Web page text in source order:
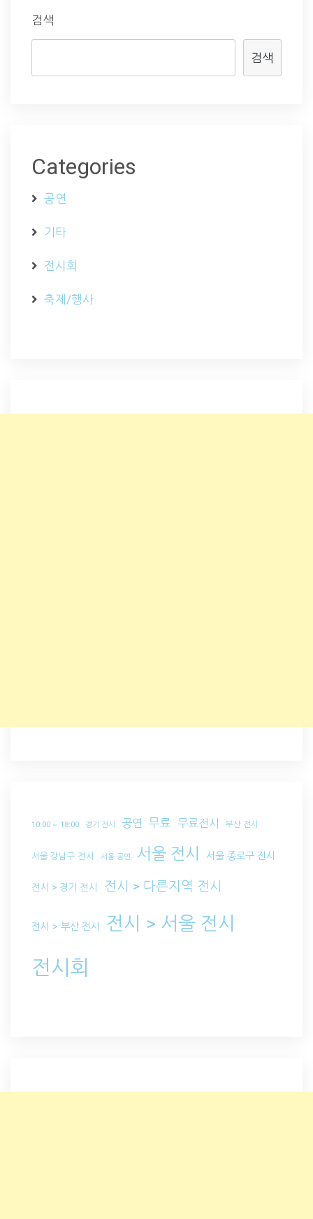
검색
검색
Categories
공연
기타
전시회
축제/행사
10:00 ~ 18:00 경기 전시 공연 무료 무료전시 부산 전시
서울 강남구 전시 서울 공연 서울 전시 서울 종로구 전시
전시 > 경기 전시 전시 > 다른지역 전시
전시 > 부산 전시 전시 > 서울 전시
전시회